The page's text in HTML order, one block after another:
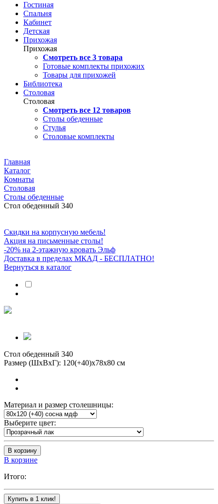
Гостиная
Спальня
Кабинет
Детская
Прихожая
Прихожая
Смотреть все 3 товара
Готовые комплекты прихожих
Товары для прихожей
Библиотека
Столовая
Столовая
Смотреть все 12 товаров
Столы обеденные
Стулья
Столовые комплекты
Главная
Каталог
Комнаты
Столовая
Столы обеденные
Стол обеденный 340
Скидки на корпусную мебель!
Акция на письменные столы!
-20% на 2-этажную кровать Эльф
Доставка в пределах МКАД - БЕСПЛАТНО!
Вернуться в каталог
Стол обеденный 340
Размер (ШхВхГ): 120(+40)х78х80 см
Материал и размер столешницы:
Выберите цвет:
В корзину
В корзине
Итого:
Купить в 1 клик!